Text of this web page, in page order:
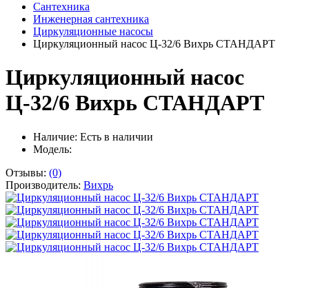
Сантехника
Инженерная сантехника
Циркуляционные насосы
Циркуляционный насос Ц-32/6 Вихрь СТАНДАРТ
Циркуляционный насос
Ц-32/6 Вихрь СТАНДАРТ
Наличие: Есть в наличии
Модель:
Отзывы: (0)
Производитель: Вихрь